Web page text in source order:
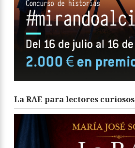
La RAE para lectores curiosos